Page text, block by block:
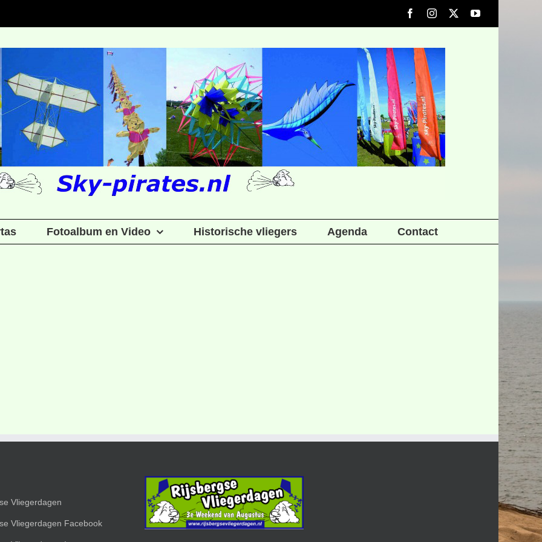
FacebookInstagram YouTube
Fotoalbum en Video Historische vliegers Agenda Contact
Vliegerdagen
Vliegerdagen Facebook